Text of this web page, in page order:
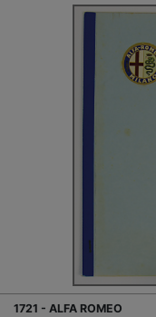
1721 - ALFA ROMEO